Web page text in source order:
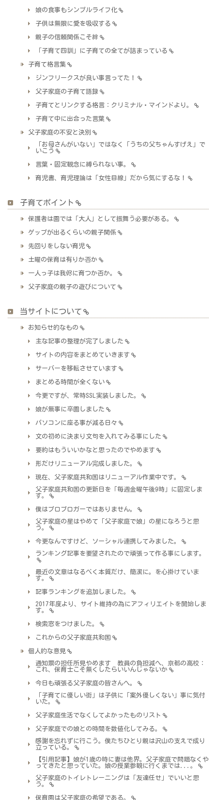
娘の食事もシンプルライフ化
子供は無限に愛を吸収する
親子の信頼関係こそ絆
「子育て四訓」に子育ての全てが詰まっている
子育て格言集
ジンフリークスが良い事言ってた！
父子家庭の子育て語録
子育てとリンクする格言：クリミナル・マインドより。
子育て中に出合った言葉
父子家庭の不安と決別
「お母さんがいない」ではなく「うちの父ちゃんすげえ」で
いこう
言葉・固定観念に縛られない事。
育児書、育児理論は「女性目線」だから気にするな！
子育てポイント
保護者は園では「大人」として振舞う必要がある。
ゲップが出るくらいの親子関係
先回りをしない育児
土曜の保育は有りか否か
一人っ子は我侭に育つか否か。
父子家庭の親子の遊びについて
当サイトについて
お知らせ的なもの
主な記事の整理が完了しました
サイトの内容をまとめていきます
サーバーを移転させています
まとめる時間が全くない
今更ですが、常時SSL実装しました。
娘が無事に卒園しました
パソコンに座る事が減る日々
文の初めに決まり文句を入れてみる事にした
要約はもういいかなと思ったのでやめます
形だけリニューアル完成しました。
現在、父子家庭共和国はリニューアル作業中です。
父子家庭共和国の更新日を「毎週金曜午後9時」に固定しま
す。
僕はプロブロガーではありません。
父子家庭の星はやめて「父子家庭で娘」の星になろうと思
う。
今更なんですけど、ソーシャル連携してみました。
ランキング記事を要望されたので頑張って作る事にします。
最近の文章はなるべく本質だけ、簡潔に。を心掛けていま
す。
記事ランキングを追加しました。
2017年度より、サイト維持の為にアフィリエイトを開始しま
す。
検索窓をつけました。
これからの父子家庭共和国
個人的な意見
通知票の担任所見やめます 教員の負担減へ、京都の高校：
これ、保育士こそ無くしたらいいんじゃないか
今日も頑張る父子家庭の皆さんへ。
「子育てに優しい街」は子供に「案外優しくない」事に気付
いた。
父子家庭生活でなくしてよかったものリスト
父子家庭での娘との時間を数値化してみる。
感謝を忘れずに行こう。僕たちひとり親は沢山の支えで成り
立っている。
【引用記事】娘が1歳の時に妻は他界。父子家庭で問題なくや
ってきたと思っていた。娘の授業参観に行くまでは...。
父子家庭のトイレトレーニングは「友達任せ」でいいと思
う。
保育園は父子家庭の希望である。